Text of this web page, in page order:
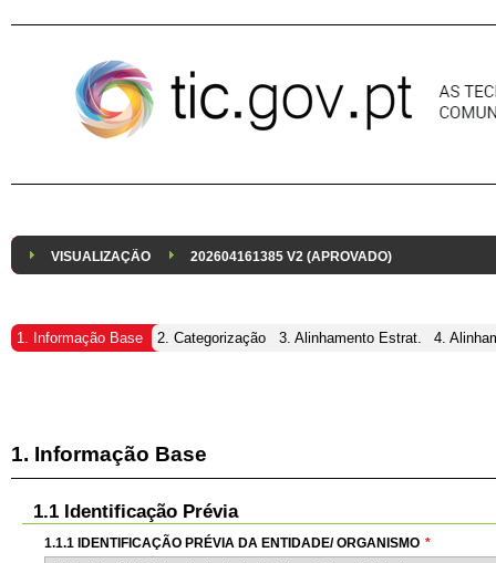
VISUALIZAÇÃO 202604161385 V2 (APROVADO)
1. Informação Base 2. Categorização 3. Alinhamento Estrat. 4.
1. Informação Base
1.1 Identificação Prévia
1.1.1 IDENTIFICAÇÃO PRÉVIA DA ENTIDADE/ ORGANISMO *